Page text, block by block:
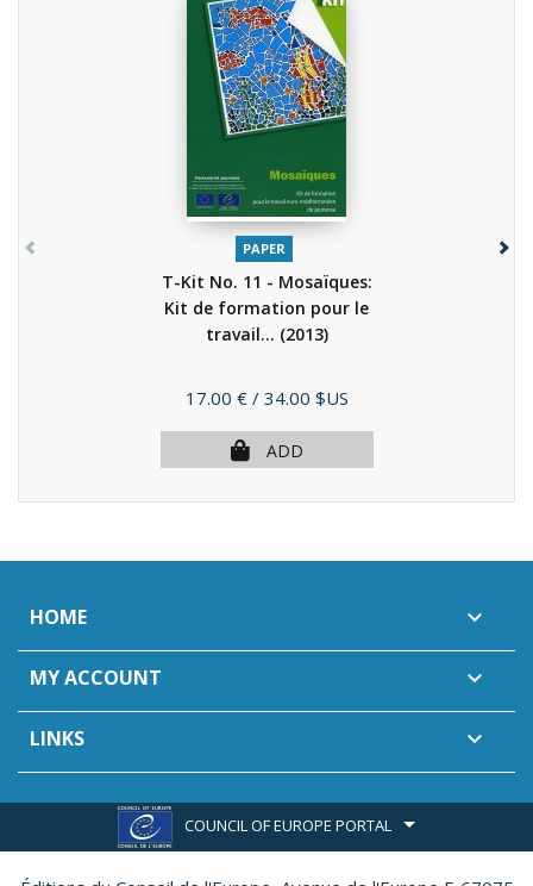
PAPER
T-Kit No. 11 - Mosaïques:
Kit de formation pour le
travail... (2013)
Price
17.00 € / 34.00 $US
ADD
HOME 
MY ACCOUNT 
LINKS 
COUNCIL OF EUROPE PORTAL